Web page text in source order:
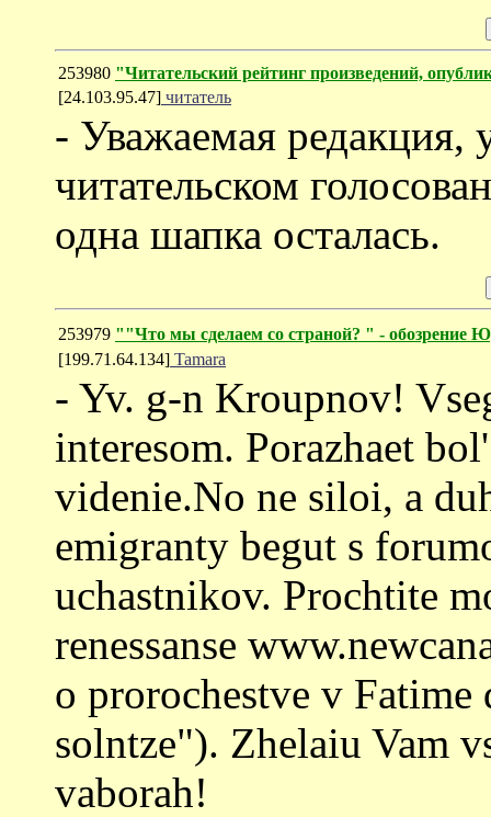
253980 "Читательский рейтинг произведений,
[24.103.95.47] читатель
- Уважаемая редакция,
читательском
одна шапка осталась.
253979 ""Что мы сделаем со страной? " - обозрение
[199.71.64.134] Tamara
- Yv. g-n Kroupnov!
interesom. Porazhaet
videnie.No ne siloi, a
emigranty begut s
uchastnikov. Prochtite
renessanse
o prorochestve v
solntze"). Zhelaiu Vam
vaborah!